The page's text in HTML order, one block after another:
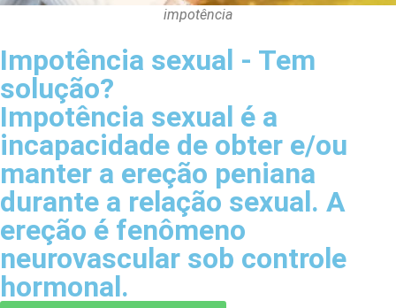
impotência
Impotência sexual - Tem
solução?
Impotência sexual é a
incapacidade de obter e/ou
manter a ereção peniana
durante a relação sexual. A
ereção é fenômeno
neurovascular sob controle
hormonal.